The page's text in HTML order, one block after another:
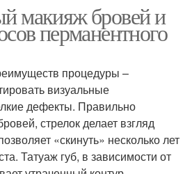
макияж бровей и
перманентного
процедуры –
визуальные
дефекты. Правильно
стрелок делает взгляд
«скинуть» несколько лет
Татуаж губ, в зависимости от